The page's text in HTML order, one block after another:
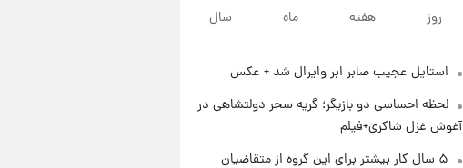
۱ روز پیش
۱۵ مرداد ۱۴۰۵ +جدول
قیمت طلا و سکه امروز پنجشنبه
۱۵ مرداد ۱۴۰۵
روز هفته ماه سال
استایل عجیب صابر ابر وایرال شد + عکس
لحظه احساسی دو بازیگر؛ گریه سحر دولتشاهی در
آغوش غزل شاکری+فیلم
۵ سال کار بیشتر برای این گروه از متقاضیان